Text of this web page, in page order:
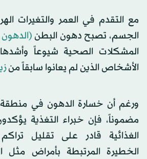
مع التقدم في العمر والتغيرات
الجسم، تصبح دهون البطن
المشكلات الصحية شيوعاً
الأشخاص الذين لم يعانوا سابقاً من
ورغم أن خسارة الدهون في
مضموناً، فإن خبراء التغذية
الغذائية قادر على تقليل
الخطيرة المرتبطة بأمراض